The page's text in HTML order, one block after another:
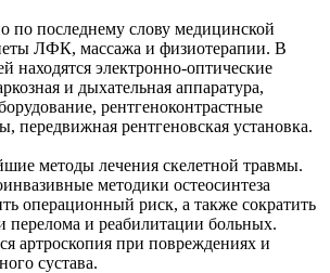
по последнему слову медицинской
ЛФК, массажа и физиотерапии. В
находятся электронно-оптические
и дыхательная аппаратура,
рентгеноконтрастные
передвижная рентгеновская установка.
методы лечения скелетной травмы.
методики остеосинтеза
операционный риск, а также сократить
перелома и реабилитации больных.
артроскопия при повреждениях и
сустава.